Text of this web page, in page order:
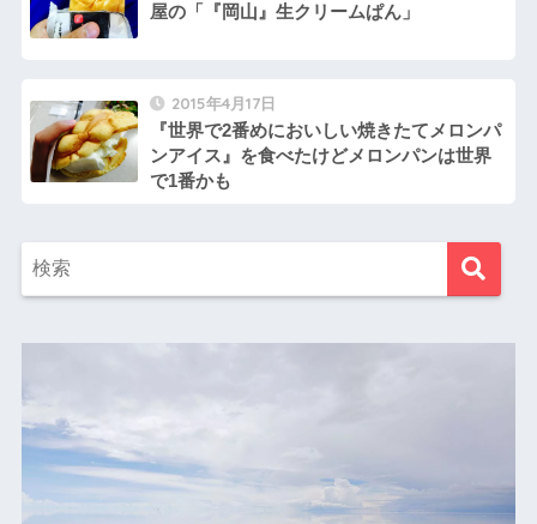
屋の「『岡山』生クリームぱん」
2015年4月17日
『世界で2番めにおいしい焼きたてメロンパ
ンアイス』を食べたけどメロンパンは世界
で1番かも